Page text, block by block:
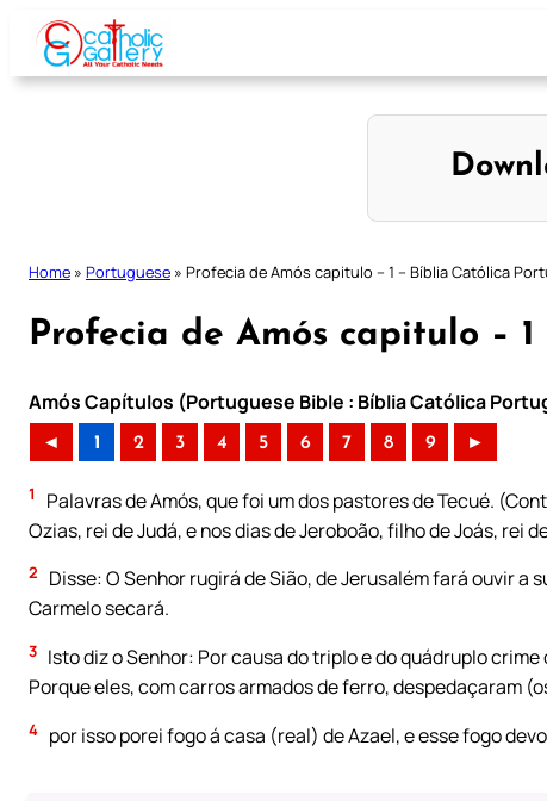
Skip
content
Home » Portuguese » Profecia de Amós capitulo – 1 – Bíblia Católica
Profecia de Amós capitulo –
Amós Capítulos (Portuguese Bible : Bíblia Católica
◄ 1 2 3 4 5 6 7 8 9 ►
1
Palavras de Amós, que foi um dos pastores de Tecué.
Ozias, rei de Judá, e nos dias de Jeroboão, filho de Joás, rei
2
Disse: O Senhor rugirá de Sião, de Jerusalém fará ouvir a
Carmelo secará.
3 Isto diz o Senhor: Por causa do triplo e do quádruplo
Porque eles, com carros armados de ferro, despedaçaram
4 por isso porei fogo á casa (real) de Azael, e esse fogo